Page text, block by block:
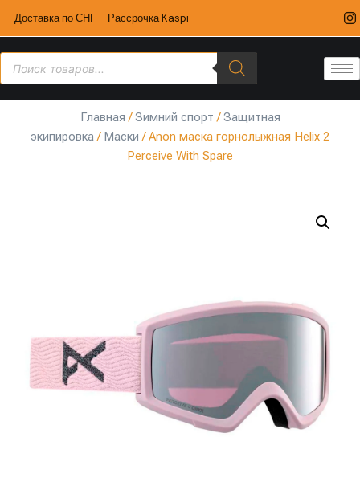
Доставка по СНГ · Рассрочка Kaspi
Главная /Зимний спорт /Защитная
экипировка/ Маски / Anon маска горнолыжная Helix 2
Perceive With Spare